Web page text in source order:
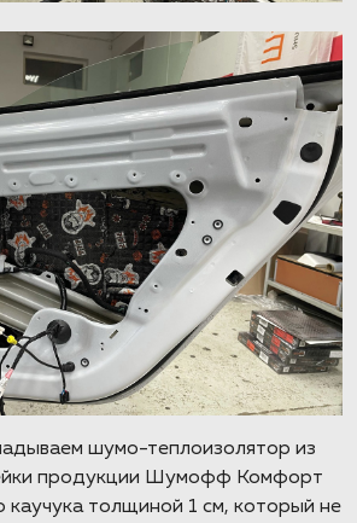
шумо-теплоизолятор из
продукции Шумофф Комфорт
каучука толщиной 1 см, который не